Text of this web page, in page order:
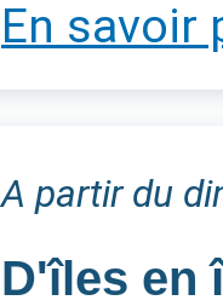
En savoir
A partir du
D'îles en